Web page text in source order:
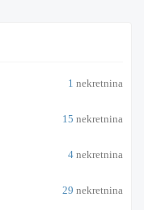
1 nekretnina
15 nekretnina
4 nekretnina
29 nekretnina